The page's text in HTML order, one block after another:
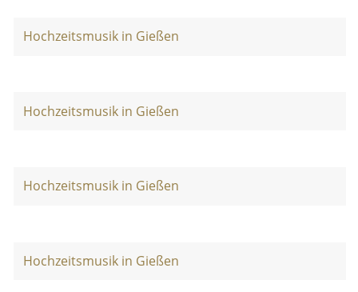
Hochzeitsmusik in Gießen
Hochzeitsmusik in Gießen
Hochzeitsmusik in Gießen
Hochzeitsmusik in Gießen